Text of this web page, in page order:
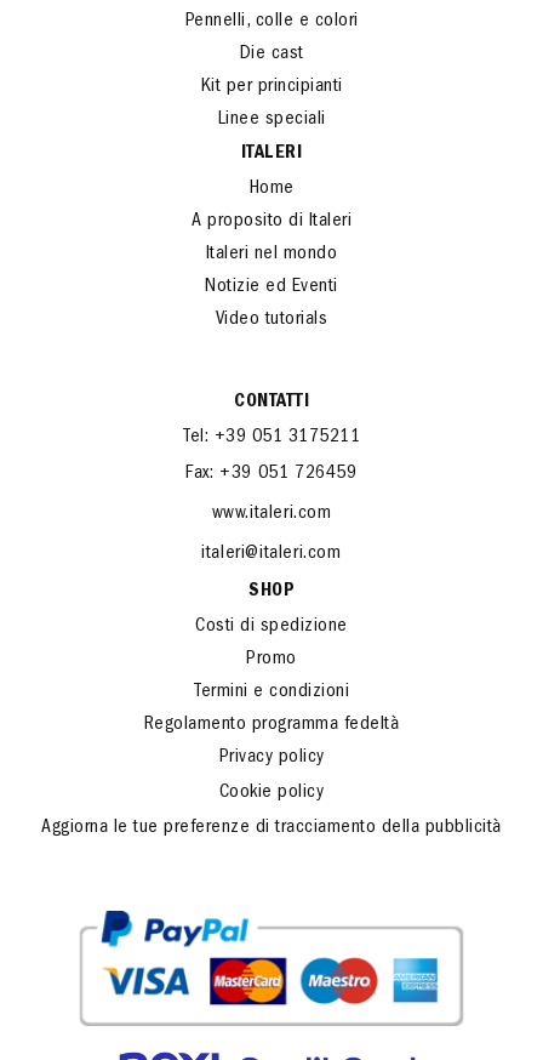
Pennelli, colle e colori
Die cast
Kit per principianti
Linee speciali
ITALERI
Home
A proposito di Italeri
Italeri nel mondo
Notizie ed Eventi
Video tutorials
CONTATTI
Tel: +39 051 3175211
Fax: +39 051 726459
www.italeri.com
italeri@italeri.com
SHOP
Costi di spedizione
Promo
Termini e condizioni
Regolamento programma fedeltà
Privacy policy
Cookie policy
Aggiorna le tue preferenze di tracciamento della pubblicità